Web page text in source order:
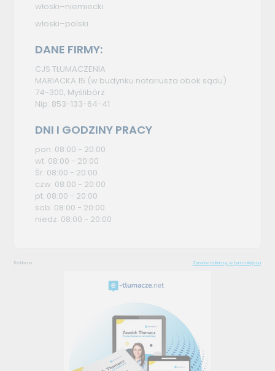
włoski–niemiecki
włoski–polski
DANE FIRMY:
CJS TŁUMACZENIA
MARIACKA 15 (w budynku notariusza obok sądu)
74-300, Myślibórz
Nip: 853-133-64-41
DNI I GODZINY PRACY
pon. 08:00 - 20:00
wt. 08:00 - 20:00
Śr. 08:00 - 20:00
czw. 08:00 - 20:00
pt. 08:00 - 20:00
sob. 08:00 - 20:00
niedz. 08:00 - 20:00
Reklama Zamów reklamę w tym miejscu